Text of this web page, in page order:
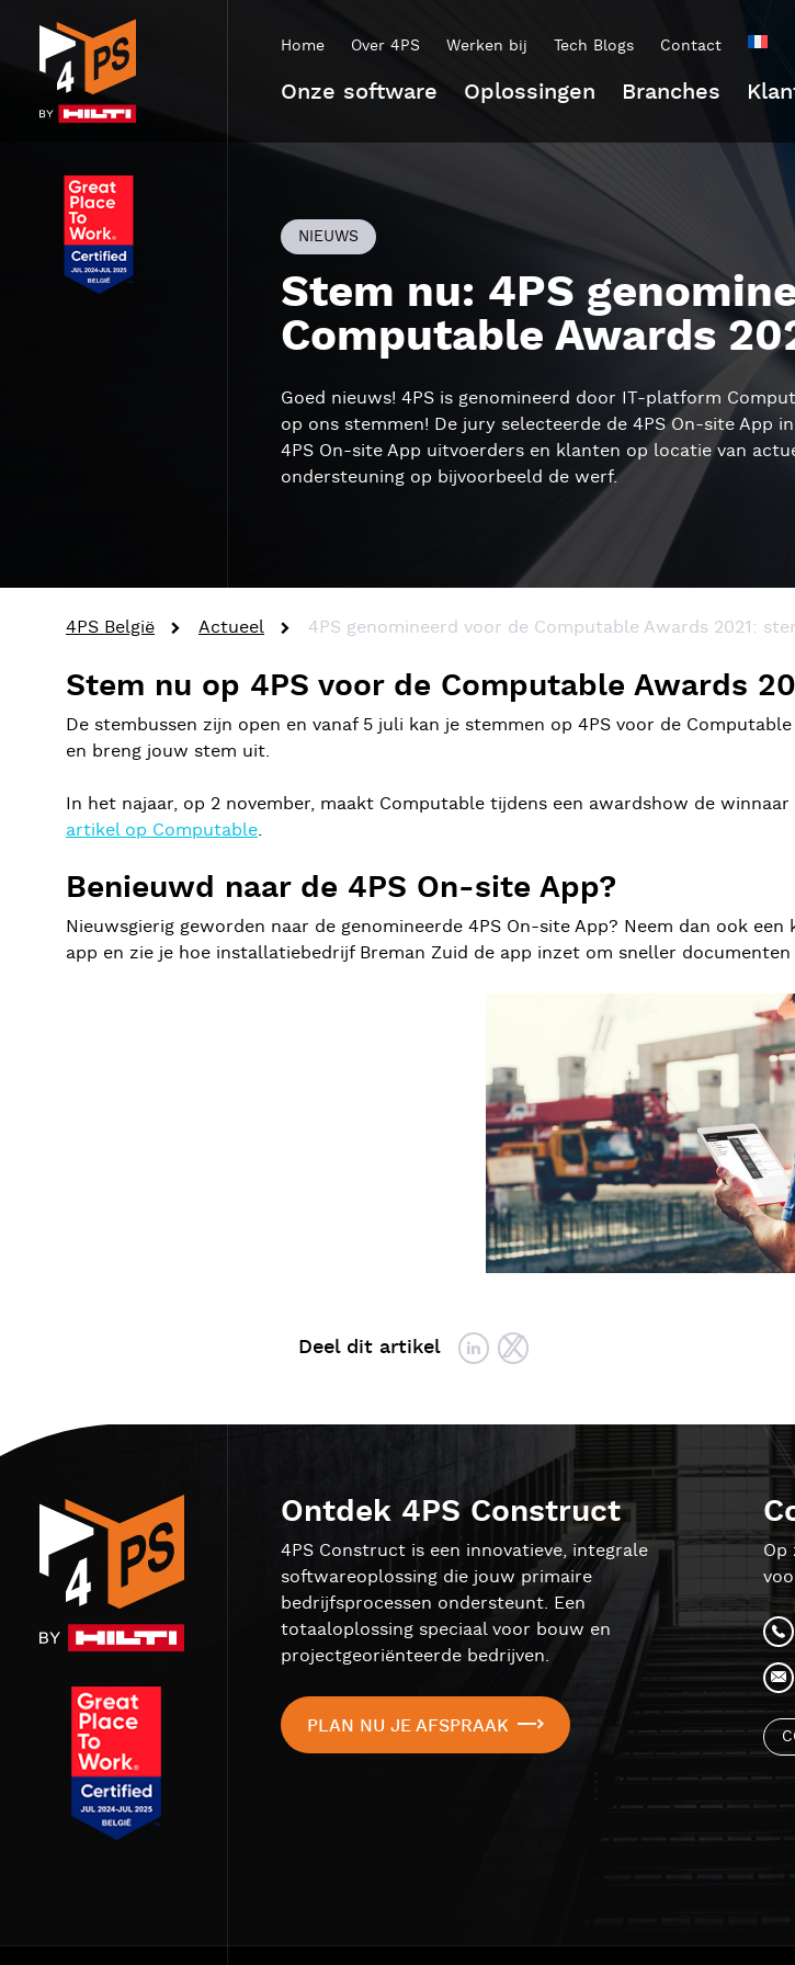
Home Over 4PS Werken bij Tech Blogs Contact
Onze software Oplossingen Branches
NIEUWS
Stem nu: 4PS
Computable Awards
Goed nieuws! 4PS is genomineerd door IT-platform
op ons stemmen! De jury selecteerde de 4PS On-site App
4PS On-site App uitvoerders en klanten op locatie van
ondersteuning op bijvoorbeeld de werf.
4PS België Actueel 4PS genomineerd voor de Computable Awards 2021:
Stem nu op 4PS voor de Computable Awards
De stembussen zijn open en vanaf 5 juli kan je stemmen op 4PS voor de
en breng jouw stem uit.
In het najaar, op 2 november, maakt Computable tijdens een awardshow de
artikel op Computable.
Benieuwd naar de 4PS On-site App?
Nieuwsgierig geworden naar de genomineerde 4PS On-site App? Neem dan ook een
app en zie je hoe installatiebedrijf Breman Zuid de app inzet om sneller
Deel dit artikel
Ontdek 4PS Construct
4PS Construct is een innovatieve, integrale
softwareoplossing die jouw primaire
bedrijfsprocessen ondersteunt. Een
totaaloplossing speciaal voor bouw en
projectgeoriënteerde bedrijven.
PLAN NU JE AFSPRAAK
Op